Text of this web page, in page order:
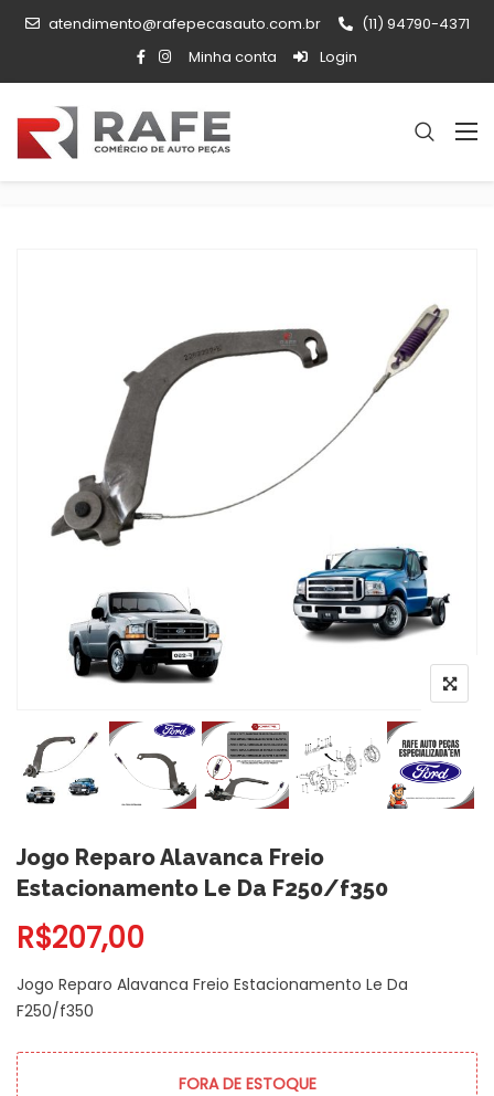
atendimento@rafepecasauto.com.br
(11) 94790-4371
Minha conta
Login
Jogo Reparo Alavanca Freio
Estacionamento Le Da F250/f350
R$207,00
Jogo Reparo Alavanca Freio Estacionamento Le Da
F250/f350
FORA DE ESTOQUE